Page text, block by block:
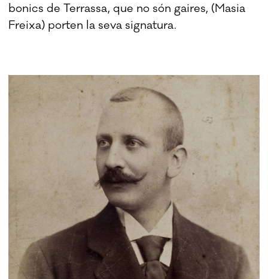
bonics de Terrassa, que no són gaires, (Masia
Freixa) porten la seva signatura.